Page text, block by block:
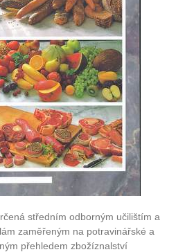
středním odborným učilištím a
zaměřeným na potravinářské a
přehledem zbožíznalství